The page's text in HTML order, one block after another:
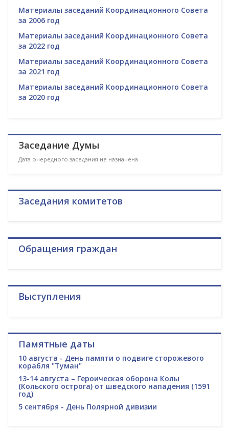
Материалы заседаний Координационного Совета
за 2006 год
Материалы заседаний Координационного Совета
за 2022 год
Материалы заседаний Координационного Совета
за 2021 год
Материалы заседаний Координационного Совета
за 2020 год
Заседание Думы
Дата очередного заседания не назначена
Заседания комитетов
Обращения граждан
Выступления
Памятные даты
10 августа - День памяти о подвиге сторожевого
корабля "Туман"
13-14 августа – Героическая оборона Колы
(Кольского острога) от шведского нападения (1591
год)
5 сентября - День Полярной дивизии